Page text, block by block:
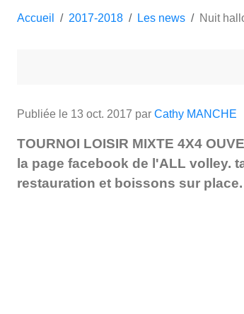
Accueil 2017-2018 Les news Nuit
Publiée le 13 oct. 2017 par Cathy MANCHE
TOURNOI LOISIR MIXTE 4X4
la page facebook de l'ALL volley.
restauration et boissons sur place.